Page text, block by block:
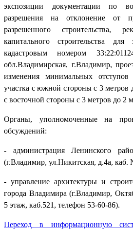
экспозиции документации по
разрешения на отклонение от
разрешенного строительства,
капитального строительства
кадастровым номером
обл.Владимирская, г.Владимир,
изменения минимальных
участка с южной стороны с 3 метров
с восточной стороны с 3 метров до 2
Органы, уполномоченные на
обсуждений:
- администрация Ленинского
(г.Владимир, ул.Никитская, д.4а, каб.
- управление архитектуры и
города Владимира (г.Владимир,
5 этаж, каб.521, телефон 53-60-86).
Переход в информационную